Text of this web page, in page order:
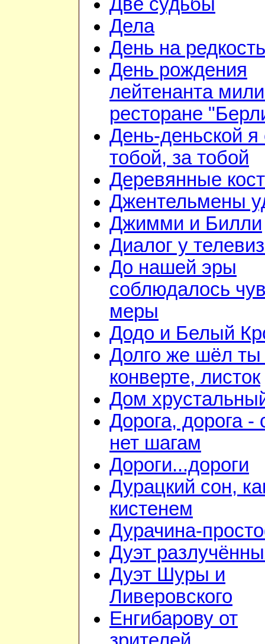
Две судьбы
Дела
День на редкость
День рождения
лейтенанта
ресторане
День-деньской я
тобой, за тобой
Деревянные
Джентельмены
Джимми и Билли
Диалог у
До нашей эры
соблюдалось
меры
Додо и Белый
Долго же шёл ты
конверте, листок
Дом
Дорога, дорога -
нет шагам
Дороги...дороги
Дурацкий сон,
кистенем
Дурачина-
Дуэт
Дуэт Шуры и
Ливеровского
Енгибарову от